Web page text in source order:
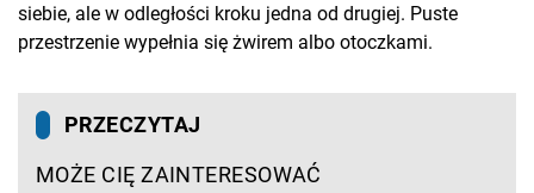
siebie, ale w odległości kroku jedna od drugiej. Puste
przestrzenie wypełnia się żwirem albo otoczkami.
PRZECZYTAJ
MOŻE CIĘ ZAINTERESOWAĆ